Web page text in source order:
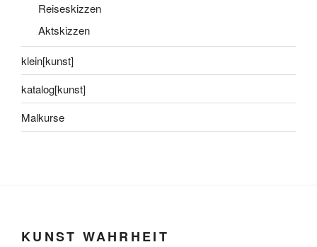
Reiseskizzen
Aktskizzen
klein[kunst]
katalog[kunst]
Malkurse
KUNST WAHRHEIT